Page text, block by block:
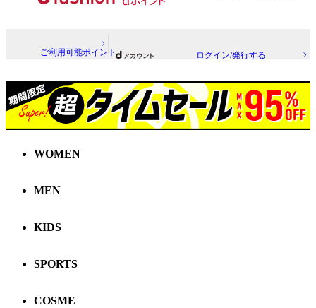
ご利用可能ポイント ログイン/発行する
WOMEN
MEN
KIDS
SPORTS
COSME